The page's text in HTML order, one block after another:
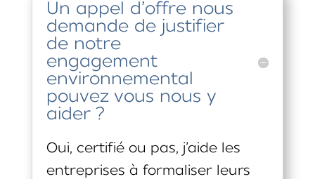
Un appel d’offre nous
demande de justifier
de notre
engagement
environnemental
pouvez vous nous y
aider ?
Oui, certifié ou pas, j’aide les
entreprises à formaliser leurs